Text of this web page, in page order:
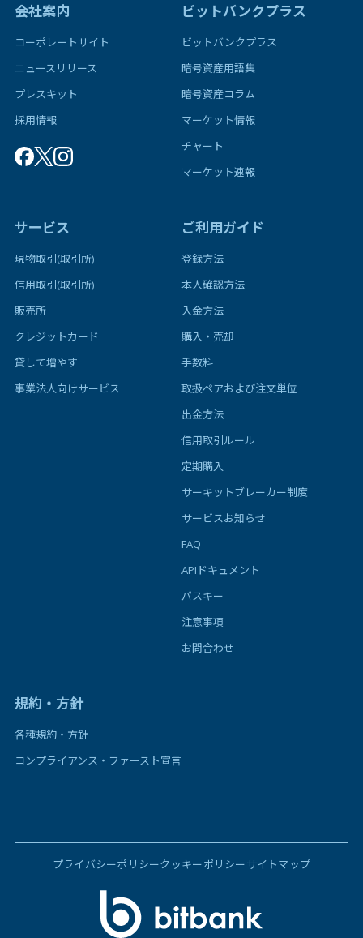
会社案内
コーポレートサイト
ニュースリリース
プレスキット
採用情報
ビットバンクプラス
ビットバンクプラス
暗号資産用語集
暗号資産コラム
マーケット情報
チャート
マーケット速報
サービス
現物取引(取引所)
信用取引(取引所)
販売所
クレジットカード
貸して増やす
事業法人向けサービス
ご利用ガイド
登録方法
本人確認方法
入金方法
購入・売却
手数料
取扱ペアおよび注文単位
出金方法
信用取引ルール
定期購入
サーキットブレーカー制度
サービスお知らせ
FAQ
APIドキュメント
パスキー
注意事項
お問合わせ
規約・方針
各種規約・方針
コンプライアンス・ファースト宣言
プライバシーポリシークッキーポリシーサイトマップ